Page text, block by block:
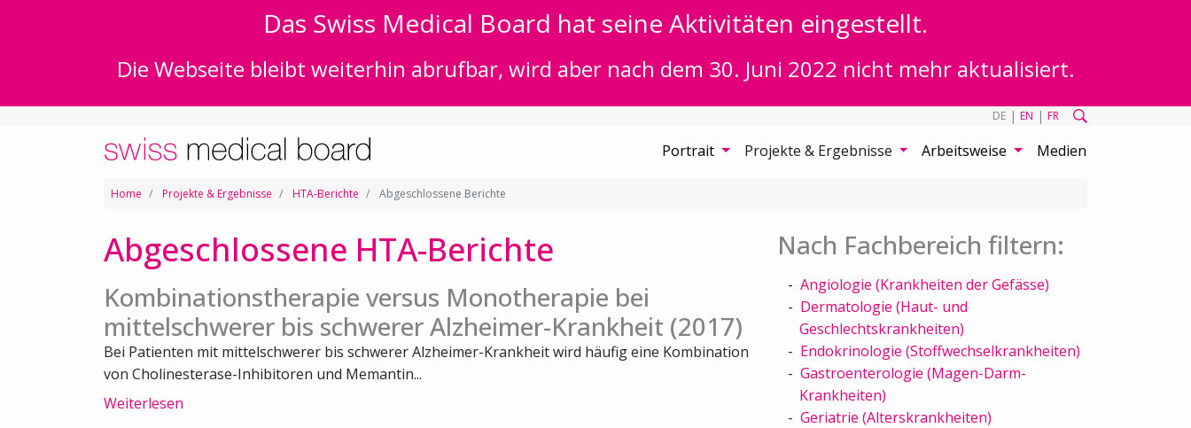
Das Swiss Medical Board hat seine Aktivitäten eingestellt.
Die Webseite bleibt weiterhin abrufbar, wird aber nach dem 30. Juni 2022 nicht mehr aktualisiert.
DE | EN | FR
Portrait Projekte & Ergebnisse Arbeitsweise Medien
Home Projekte & Ergebnisse HTA-Berichte Abgeschlossene Berichte
Abgeschlossene HTA-Berichte
Kombinationstherapie versus Monotherapie bei
mittelschwerer bis schwerer Alzheimer-Krankheit (2017)
Bei Patienten mit mittelschwerer bis schwerer Alzheimer-Krankheit wird häufig eine Kombination
von Cholinesterase-Inhibitoren und Memantin...
Weiterlesen
Nach Fachbereich filtern:
Angiologie (Krankheiten der Gefässe)
Dermatologie (Haut- und
Geschlechtskrankheiten)
Endokrinologie (Stoffwechselkrankheiten)
Gastroenterologie (Magen-Darm-
Krankheiten)
Geriatrie (Alterskrankheiten)